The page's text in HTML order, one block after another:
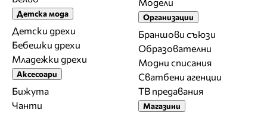
Детска мода
Детски дрехи
Бебешки дрехи
Младежки дрехи
Аксесоари
Бижута
Чанти
Организации
Браншови съюзи
Образователни
Модни списания
Сватбени агенции
ТВ предавания
Магазини